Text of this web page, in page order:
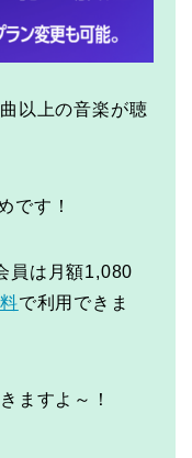
以上の音楽が聴
です！
員は月額1,080
で利用できま
ますよ～！